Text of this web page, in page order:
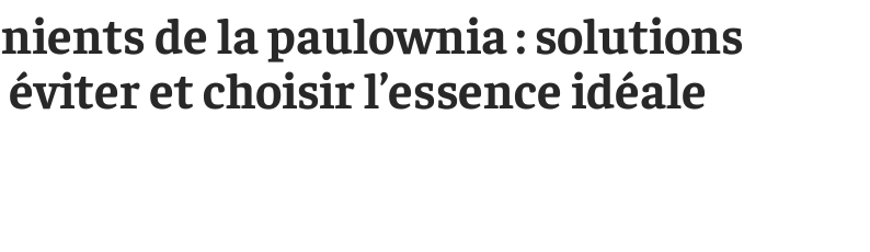
de la paulownia : solutions
et choisir l’essence idéale